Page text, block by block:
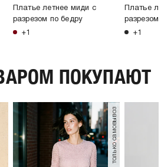
Платье летнее миди с
разрезом по бедру
+1
Платье
разрезом
+1
ПОКУПАЮТ
только самовывоз